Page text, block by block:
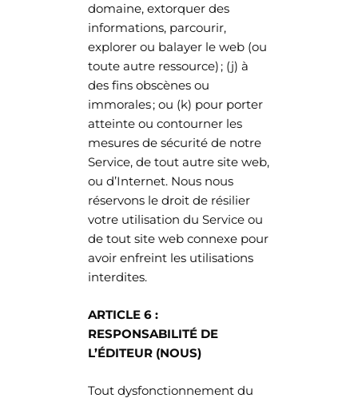
domaine, extorquer des
informations, parcourir,
explorer ou balayer le web (ou
toute autre ressource) ; (j) à
des fins obscènes ou
immorales ; ou (k) pour porter
atteinte ou contourner les
mesures de sécurité de notre
Service, de tout autre site web,
ou d’Internet. Nous nous
réservons le droit de résilier
votre utilisation du Service ou
de tout site web connexe pour
avoir enfreint les utilisations
interdites.
ARTICLE 6 :
RESPONSABILITÉ DE
L’ÉDITEUR (NOUS)
Tout dysfonctionnement du